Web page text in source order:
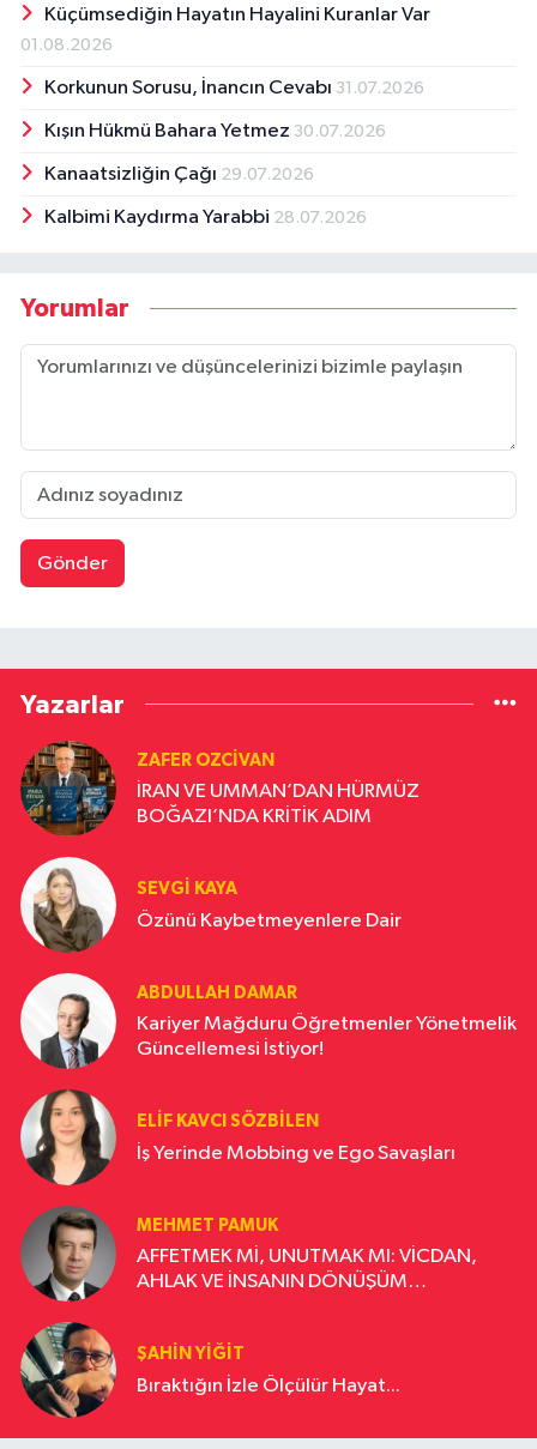
Küçümsediğin Hayatın Hayalini Kuranlar Var
01.08.2026
Korkunun Sorusu, İnancın Cevabı 31.07.2026
Kışın Hükmü Bahara Yetmez 30.07.2026
Kanaatsizliğin Çağı 29.07.2026
Kalbimi Kaydırma Yarabbi 28.07.2026
Yorumlar
Gönder
Yazarlar
ZAFER OZCIVAN
İRAN VE UMMAN’DAN HÜRMÜZ
BOĞAZI’NDA KRİTİK ADIM
SEVGI KAYA
Özünü Kaybetmeyenlere Dair
ABDULLAH DAMAR
Kariyer Mağduru Öğretmenler Yönetmelik
Güncellemesi İstiyor!
ELIF KAVCI SÖZBILEN
İş Yerinde Mobbing ve Ego Savaşları
MEHMET PAMUK
AFFETMEK Mİ, UNUTMAK MI: VİCDAN,
AHLAK VE İNSANIN DÖNÜŞÜM
ŞAHIN YIĞIT
Bıraktığın İzle Ölçülür Hayat...